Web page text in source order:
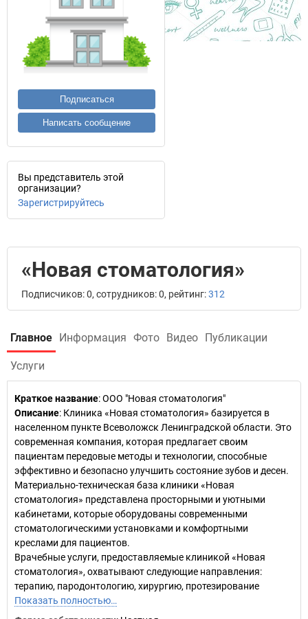
Подписаться
Написать сообщение
Вы представитель этой
организации?
Зарегистрируйтесь
«Новая стоматология»
Подписчиков: 0, сотрудников: 0, рейтинг:312
Главное Информация Фото Видео Публикации
Услуги
Краткое название:ООО "Новая стоматология"
Описание: Клиника «Новая стоматология» базируется в
населенном пункте Всеволожск Ленинградской области. Это
современная компания, которая предлагает своим
пациентам передовые методы и технологии, способные
эффективно и безопасно улучшить состояние зубов и десен.
Материально-техническая база клиники «Новая
стоматология» представлена просторными и уютными
кабинетами, которые оборудованы современными
стоматологическими установками и комфортными
креслами для пациентов.
Врачебные услуги, предоставляемые клиникой «Новая
стоматология», охватывают следующие направления:
терапию, пародонтологию, хирургию, протезирование
Показать полностью…